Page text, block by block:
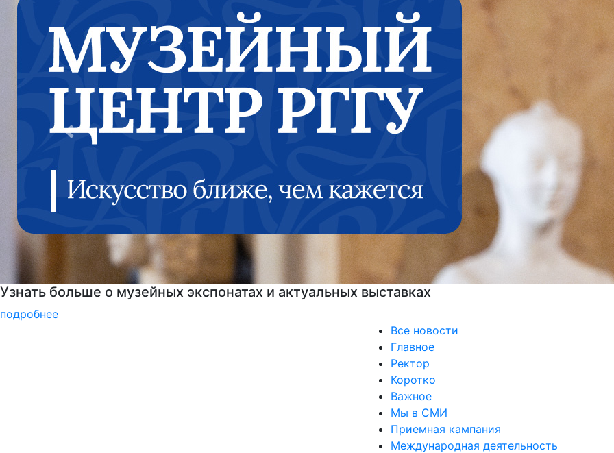
РГГУ — территория вежливости
подробнее
Previous
Все новости
Главное
Ректор
Коротко
Важное
Мы в СМИ
Приемная кампания
Международная деятельность